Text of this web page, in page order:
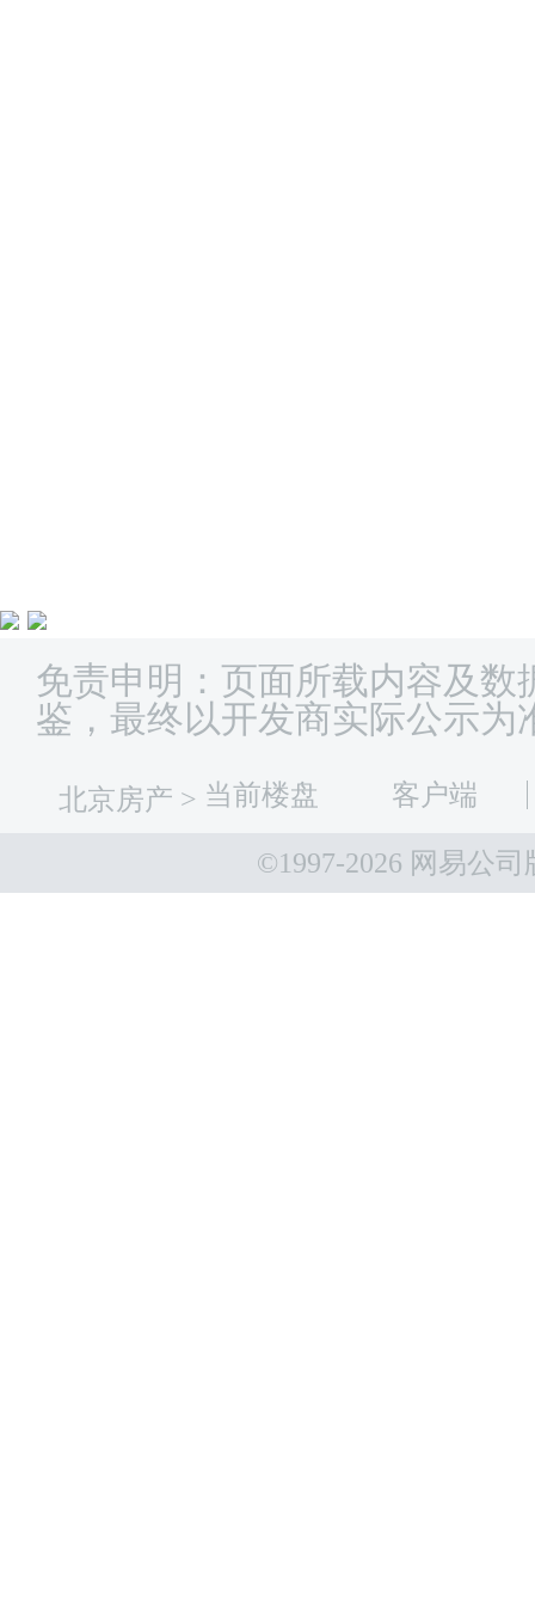
免责申明：页面所载内容及数
鉴，最终以开发商实际公示为
北京房产 > 当前楼盘 客户端
©1997-2026 网易公